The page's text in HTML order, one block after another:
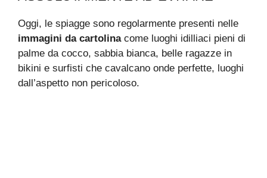
Oggi, le spiagge sono regolarmente presenti nelle
immagini da cartolinacome luoghi idilliaci pieni di
palme da cocco, sabbia bianca, belle ragazze in
bikini e surfisti che cavalcano onde perfette, luoghi
dall’aspetto non pericoloso.